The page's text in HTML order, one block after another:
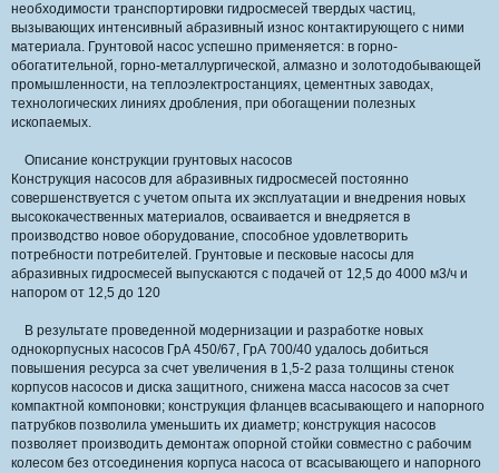
необходимости транспортировки гидросмесей твердых частиц,
вызывающих интенсивный абразивный износ контактирующего с ними
материала. Грунтовой насос успешно применяется: в горно-
обогатительной, горно-металлургической, алмазно и золотодобывающей
промышленности, на теплоэлектростанциях, цементных заводах,
технологических линиях дробления, при обогащении полезных
ископаемых.
Описание конструкции грунтовых насосов
Конструкция насосов для абразивных гидросмесей постоянно
совершенствуется с учетом опыта их эксплуатации и внедрения новых
высококачественных материалов, осваивается и внедряется в
производство новое оборудование, способное удовлетворить
потребности потребителей. Грунтовые и песковые насосы для
абразивных гидросмесей выпускаются с подачей от 12,5 до 4000 м3/ч и
напором от 12,5 до 120
В результате проведенной модернизации и разработке новых
однокорпусных насосов ГрА 450/67, ГрА 700/40 удалось добиться
повышения ресурса за счет увеличения в 1,5-2 раза толщины стенок
корпусов насосов и диска защитного, снижена масса насосов за счет
компактной компоновки; конструкция фланцев всасывающего и напорного
патрубков позволила уменьшить их диаметр; конструкция насосов
позволяет производить демонтаж опорной стойки совместно с рабочим
колесом без отсоединения корпуса насоса от всасывающего и напорного